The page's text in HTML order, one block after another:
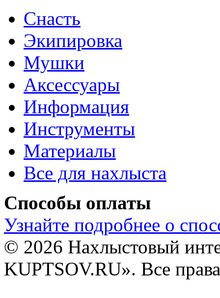
Снасть
Экипировка
Мушки
Аксессуары
Информация
Инструменты
Материалы
Все для нахлыста
Способы оплаты
Узнайте подробнее о
© 2026 Нахлыстовый
KUPTSOV.RU». Все